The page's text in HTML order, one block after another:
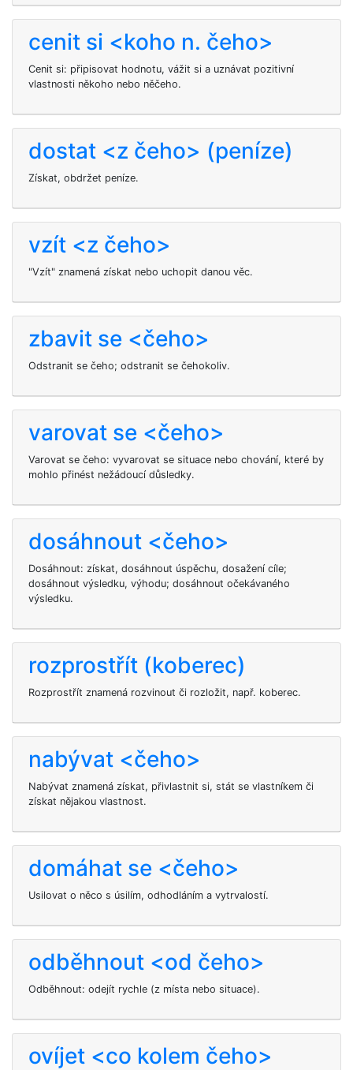
cenit si <koho n. čeho>
Cenit si: připisovat hodnotu, vážit si a uznávat pozitivní
vlastnosti někoho nebo něčeho.
dostat <z čeho> (peníze)
Získat, obdržet peníze.
vzít <z čeho>
"Vzít" znamená získat nebo uchopit danou věc.
zbavit se <čeho>
Odstranit se čeho; odstranit se čehokoliv.
varovat se <čeho>
Varovat se čeho: vyvarovat se situace nebo chování, které by
mohlo přinést nežádoucí důsledky.
dosáhnout <čeho>
Dosáhnout: získat, dosáhnout úspěchu, dosažení cíle;
dosáhnout výsledku, výhodu; dosáhnout očekávaného
výsledku.
rozprostřít (koberec)
Rozprostřít znamená rozvinout či rozložit, např. koberec.
nabývat <čeho>
Nabývat znamená získat, přivlastnit si, stát se vlastníkem či
získat nějakou vlastnost.
domáhat se <čeho>
Usilovat o něco s úsilím, odhodláním a vytrvalostí.
odběhnout <od čeho>
Odběhnout: odejít rychle (z místa nebo situace).
ovíjet <co kolem čeho>